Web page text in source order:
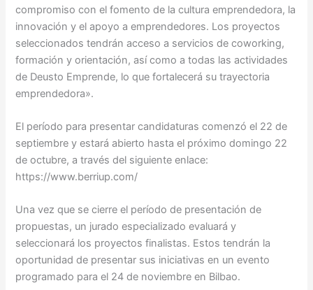
compromiso con el fomento de la cultura emprendedora, la
innovación y el apoyo a emprendedores. Los proyectos
seleccionados tendrán acceso a servicios de coworking,
formación y orientación, así como a todas las actividades
de Deusto Emprende, lo que fortalecerá su trayectoria
emprendedora».
El período para presentar candidaturas comenzó el 22 de
septiembre y estará abierto hasta el próximo domingo 22
de octubre, a través del siguiente enlace:
https://www.berriup.com/
Una vez que se cierre el período de presentación de
propuestas, un jurado especializado evaluará y
seleccionará los proyectos finalistas. Estos tendrán la
oportunidad de presentar sus iniciativas en un evento
programado para el 24 de noviembre en Bilbao.